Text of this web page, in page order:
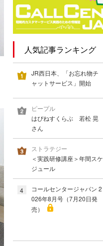
人気記事ランキング
JR西日本、「お忘れ物チ
ャットサービス」開始
ピープル
はぴねすくらぶ 若松 晃
さん
ストラテジー
＜実践研修講座＞年間スケ
ジュール
4
コールセンタージャパン 2
026年8月号（7月20日発
売）